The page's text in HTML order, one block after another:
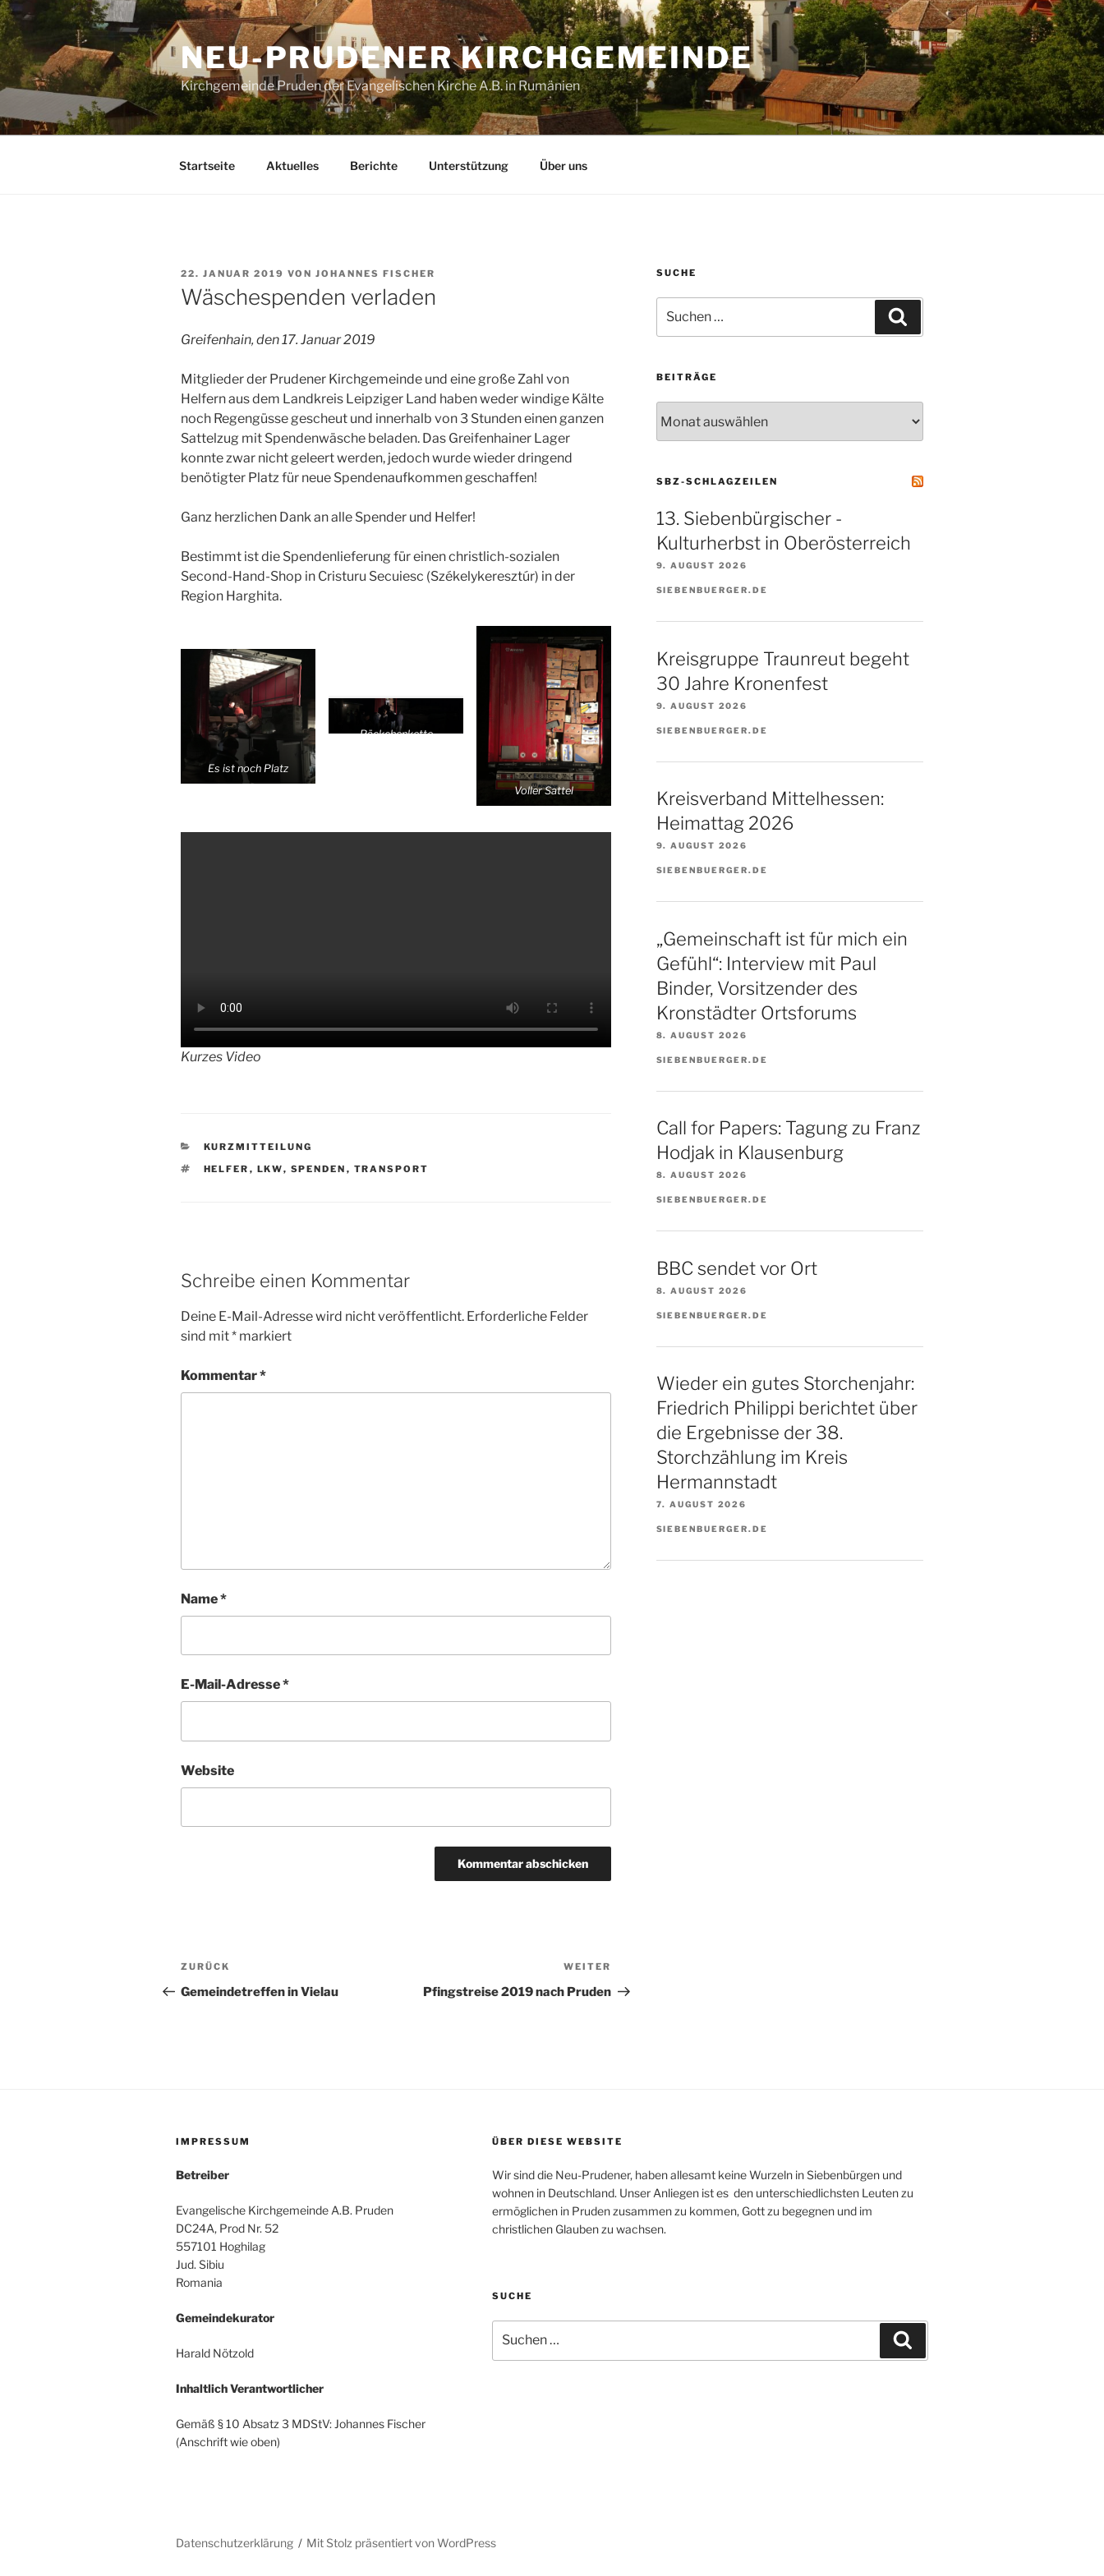
Zum
Inhalt
springen
NEU-PRUDENER KIRCHGEMEINDE
Kirchgemeinde Pruden der Evangelischen Kirche A.B. in Rumänien
Startseite Aktuelles Berichte Unterstützung Über uns
VERÖFFENTLICHT
AM
22. JANUAR 2019 VON JOHANNES FISCHER
Wäschespenden verladen
Greifenhain, den 17. Januar 2019
Mitglieder der Prudener Kirchgemeinde und eine große Zahl von
Helfern aus dem Landkreis Leipziger Land haben weder windige Kälte
noch Regengüsse gescheut und innerhalb von 3 Stunden einen ganzen
Sattelzug mit Spendenwäsche beladen. Das Greifenhainer Lager
konnte zwar nicht geleert werden, jedoch wurde wieder dringend
benötigter Platz für neue Spendenaufkommen geschaffen!
Ganz herzlichen Dank an alle Spender und Helfer!
Bestimmt ist die Spendenlieferung für einen christlich-sozialen
Second-Hand-Shop in Cristuru Secuiesc (Székelykeresztúr) in der
Region Harghita.
Es ist noch Platz
Päckchenkette
Voller Sattel
Kurzes Video
KATEGORIEN
KURZMITTEILUNG
SCHLAGWÖRTER
HELFER , LKW, SPENDEN , TRANSPORT
Schreibe einen Kommentar
Deine E-Mail-Adresse wird nicht veröffentlicht. Erforderliche Felder
sind mit* markiert
Kommentar*
Name*
E-Mail-Adresse*
Website
Beitragsnavigation
Vorheriger
Beitrag
ZURÜCK
Gemeindetreffen in Vielau
Beitrag
WEITER
Pfingstreise 2019 nach Pruden
SUCHE
nach:
BEITRÄGE
SBZ-SCHLAGZEILEN
13. Siebenbürgischer ­
Kulturherbst in Oberösterreich
9. AUGUST 2026
SIEBENBUERGER.DE
Kreisgruppe Traunreut begeht
30 Jahre Kronenfest
9. AUGUST 2026
SIEBENBUERGER.DE
Kreisverband Mittelhessen:
Heimattag 2026
9. AUGUST 2026
SIEBENBUERGER.DE
„Gemeinschaft ist für mich ein
Gefühl“: Interview mit Paul
Binder, Vorsitzender des
Kronstädter Ortsforums
8. AUGUST 2026
SIEBENBUERGER.DE
Call for Papers: Tagung zu Franz
Hodjak in Klausenburg
8. AUGUST 2026
SIEBENBUERGER.DE
BBC sendet vor Ort
8. AUGUST 2026
SIEBENBUERGER.DE
Wieder ein gutes Storchenjahr:
Friedrich Philippi berichtet über
die Ergebnisse der 38.
Storchzählung im Kreis
Hermannstadt
7. AUGUST 2026
SIEBENBUERGER.DE
IMPRESSUM
Betreiber
Evangelische Kirchgemeinde A.B. Pruden
DC24A, Prod Nr. 52
557101 Hoghilag
Jud. Sibiu
Romania
Gemeindekurator
Harald Nötzold
Inhaltlich Verantwortlicher
Gemäß § 10 Absatz 3 MDStV: Johannes Fischer
(Anschrift wie oben)
ÜBER DIESE WEBSITE
Wir sind die Neu-Prudener, haben allesamt keine Wurzeln in Siebenbürgen und
wohnen in Deutschland. Unser Anliegen ist es den unterschiedlichsten Leuten zu
ermöglichen in Pruden zusammen zu kommen, Gott zu begegnen und im
christlichen Glauben zu wachsen.
SUCHE
nach:
Datenschutzerklärung Mit Stolz präsentiert von WordPress